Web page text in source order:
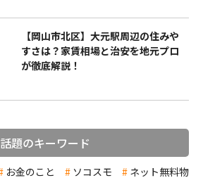
【岡山市北区】大元駅周辺の住みや
すさは？家賃相場と治安を地元プロ
が徹底解説！
話題のキーワード
お金のこと ソコスモ
ネット無料物